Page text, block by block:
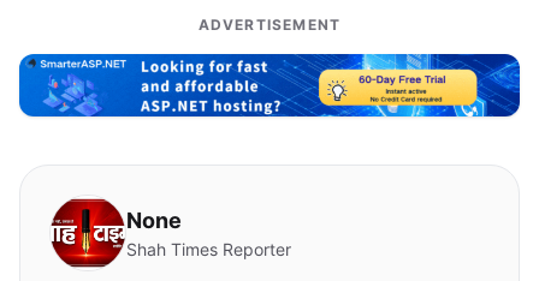
ADVERTISEMENT
None
Shah Times Reporter